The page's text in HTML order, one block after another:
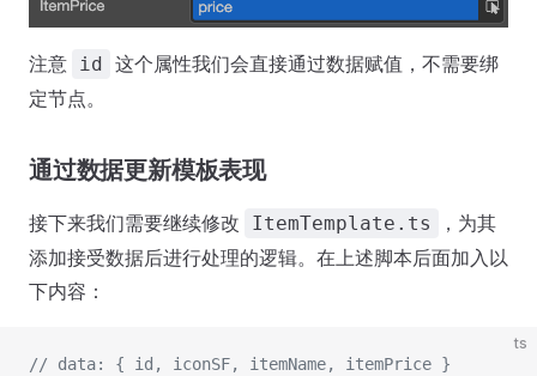
注意 id
这个属性我们会直接通过数据赋值，不需要绑
定节点。
通过数据更新模板表现
接下来我们需要继续修改 ItemTemplate.ts
，为其
添加接受数据后进行处理的逻辑。在上述脚本后面加入以
下内容：
ts
// data: { id, iconSF, itemName, itemPrice }